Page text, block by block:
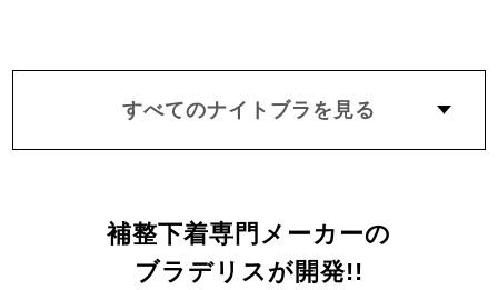
すべてのナイトブラを見る
補整下着専門メーカーの
ブラデリスが開発!!